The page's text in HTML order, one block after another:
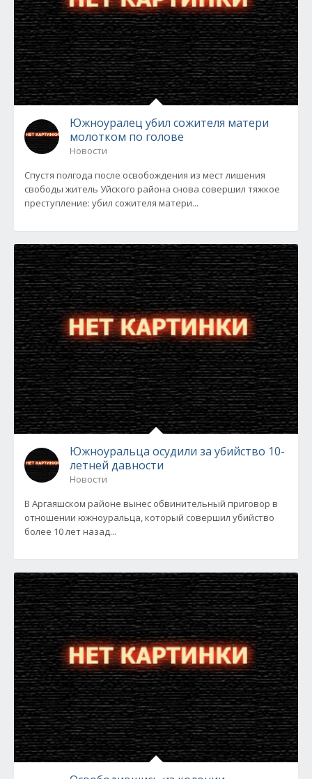
Южноуралец убил сожителя матери
молотком по голове
Новости
Спустя полгода после освобождения из мест лишения
свободы житель Уйского района снова совершил тяжкое
преступление: убил сожителя матери...
Южноуральца осудили за убийство 10-
летней давности
Новости
В Аргаяшском районе вынес обвинительный приговор в
отношении южноуральца, который совершил убийство
более 10 лет назад...